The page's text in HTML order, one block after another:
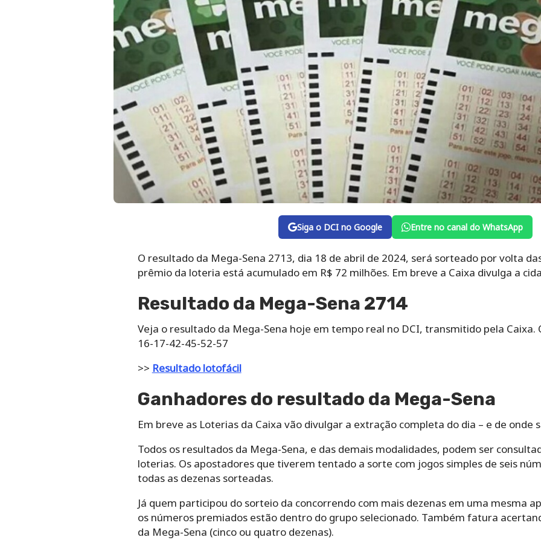
Siga o DCI no Google Entre no canal do WhatsApp
O resultado da Mega-Sena 2713, dia 18 de abril de 2024, será sorteado por volta
prêmio da loteria está acumulado em R$ 72 milhões. Em breve a Caixa divulga a
Resultado da Mega-Sena 2714
Veja o resultado da Mega-Sena hoje em tempo real no DCI, transmitido pela Caixa.
16-17-42-45-52-57
>> Resultado lotofácil
Ganhadores do resultado da Mega-Sena
Em breve as Loterias da Caixa vão divulgar a extração completa do dia – e de onde
Todos os resultados da Mega-Sena, e das demais modalidades, podem ser
loterias. Os apostadores que tiverem tentado a sorte com jogos simples de seis
todas as dezenas sorteadas.
Já quem participou do sorteio da concorrendo com mais dezenas em uma mesma
os números premiados estão dentro do grupo selecionado. Também fatura
da Mega-Sena (cinco ou quatro dezenas).